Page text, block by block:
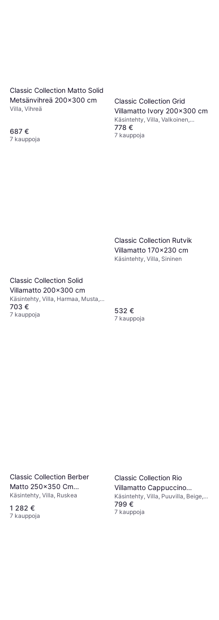
Classic Collection Matto Solid
Metsänvihreä 200x300 cm
Villa, Vihreä
687 €
7 kauppoja
Classic Collection Grid
Villamatto Ivory 200x300 cm
Käsintehty, Villa, Valkoinen,
Luonnonväri, Beige
778 €
7 kauppoja
Classic Collection Solid
Villamatto 200x300 cm
Käsintehty, Villa, Harmaa, Musta,
Punainen
703 €
7 kauppoja
Classic Collection Rutvik
Villamatto 170x230 cm
Käsintehty, Villa, Sininen
532 €
7 kauppoja
Classic Collection Berber
Matto 250x350 Cm
Chocolate
Käsintehty, Villa, Ruskea
1 282 €
7 kauppoja
Classic Collection Rio
Villamatto Cappuccino
250x350 cm Ruskea
Käsintehty, Villa, Puuvilla, Beige,
Ruskea, Kupari, Syaani
799 €
7 kauppoja